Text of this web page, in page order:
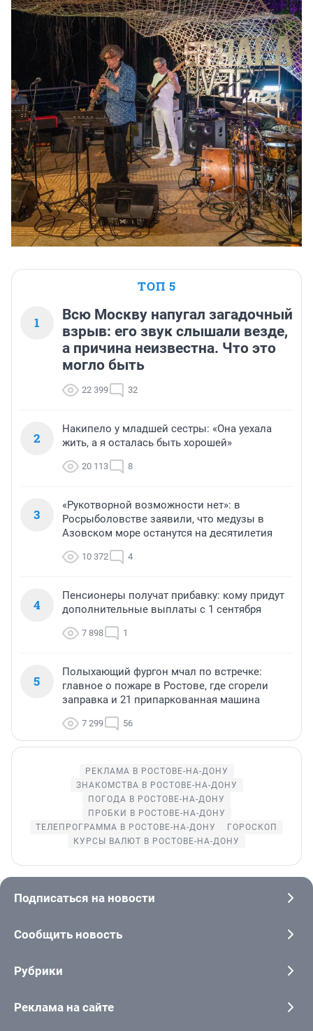
ТОП 5
1
Всю Москву напугал загадочный
взрыв: его звук слышали везде,
а причина неизвестна. Что это
могло быть
22 399 32
2
Накипело у младшей сестры: «Она уехала
жить, а я осталась быть хорошей»
20 113 8
3
«Рукотворной возможности нет»: в
Росрыболовстве заявили, что медузы в
Азовском море останутся на десятилетия
10 372 4
4
Пенсионеры получат прибавку: кому придут
дополнительные выплаты с 1 сентября
7 898 1
5
Полыхающий фургон мчал по встречке:
главное о пожаре в Ростове, где сгорели
заправка и 21 припаркованная машина
7 299 56
РЕКЛАМА В РОСТОВЕ-НА-ДОНУ
ЗНАКОМСТВА В РОСТОВЕ-НА-ДОНУ
ПОГОДА В РОСТОВЕ-НА-ДОНУ
ПРОБКИ В РОСТОВЕ-НА-ДОНУ
ТЕЛЕПРОГРАММА В РОСТОВЕ-НА-ДОНУ
ГОРОСКОП
КУРСЫ ВАЛЮТ В РОСТОВЕ-НА-ДОНУ
Подписаться на новости
Сообщить новость
Рубрики
Реклама на сайте